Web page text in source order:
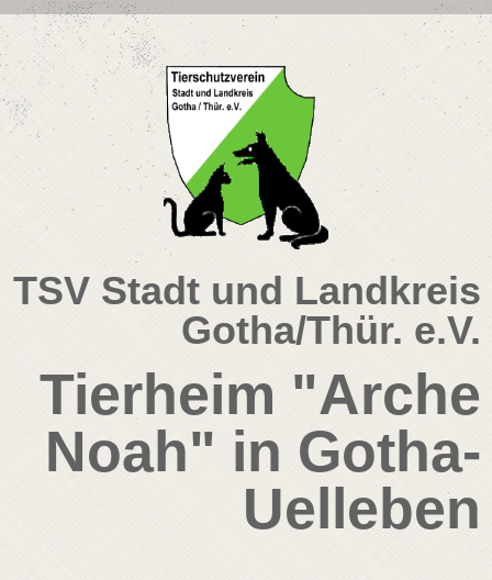
TSV Stadt und Landkreis
Gotha/Thür. e.V.
Tierheim "Arche
Noah" in Gotha-
Uelleben